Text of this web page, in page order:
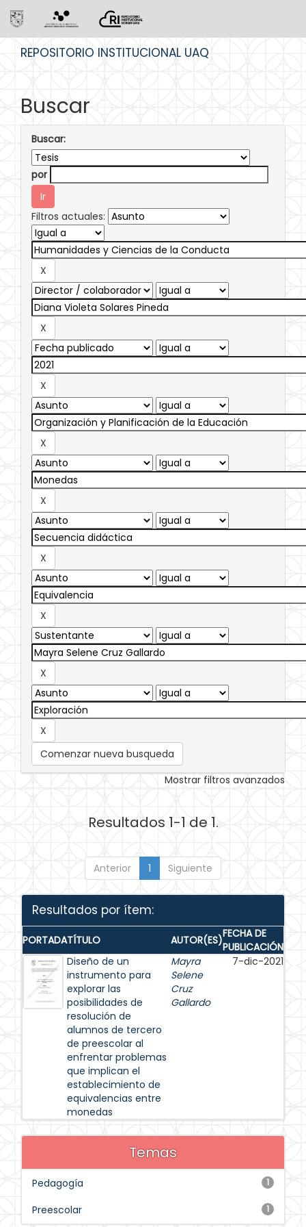
REPOSITORIO INSTITUCIONAL UAQ
Buscar
Buscar:
por
Filtros actuales:
Comenzar nueva busqueda
Mostrar filtros avanzados
Resultados 1-1 de 1.
Anterior 1 Siguiente
Resultados por ítem:
PORTADATÍTULO AUTOR(ES)FECHA DE
PUBLICACIÓN
Diseño de un
instrumento para
explorar las
posibilidades de
resolución de
alumnos de tercero
de preescolar al
enfrentar problemas
que implican el
establecimiento de
equivalencias entre
monedas
Mayra
Selene
Cruz
Gallardo
7-dic-2021
Temas
1
Pedagogía
1
Preescolar